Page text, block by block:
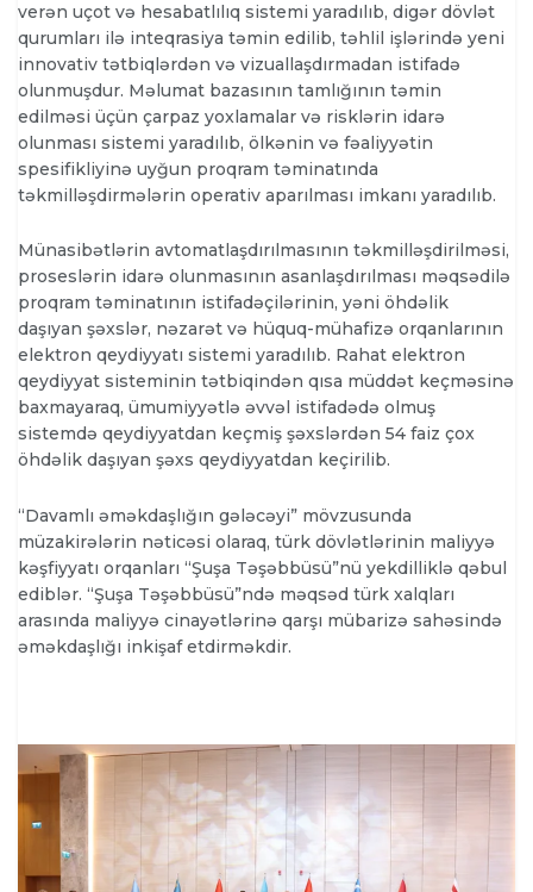
verən uçot və hesabatlılıq sistemi yaradılıb, digər dövlət
qurumları ilə inteqrasiya təmin edilib, təhlil işlərində yeni
innovativ tətbiqlərdən və vizuallaşdırmadan istifadə
olunmuşdur. Məlumat bazasının tamlığının təmin
edilməsi üçün çarpaz yoxlamalar və risklərin idarə
olunması sistemi yaradılıb, ölkənin və fəaliyyətin
spesifikliyinə uyğun proqram təminatında
təkmilləşdirmələrin operativ aparılması imkanı yaradılıb.
Münasibətlərin avtomatlaşdırılmasının təkmilləşdirilməsi,
proseslərin idarə olunmasının asanlaşdırılması məqsədilə
proqram təminatının istifadəçilərinin, yəni öhdəlik
daşıyan şəxslər, nəzarət və hüquq-mühafizə orqanlarının
elektron qeydiyyatı sistemi yaradılıb. Rahat elektron
qeydiyyat sisteminin tətbiqindən qısa müddət keçməsinə
baxmayaraq, ümumiyyətlə əvvəl istifadədə olmuş
sistemdə qeydiyyatdan keçmiş şəxslərdən 54 faiz çox
öhdəlik daşıyan şəxs qeydiyyatdan keçirilib.
“Davamlı əməkdaşlığın gələcəyi” mövzusunda
müzakirələrin nəticəsi olaraq, türk dövlətlərinin maliyyə
kəşfiyyatı orqanları “Şuşa Təşəbbüsü”nü yekdilliklə qəbul
ediblər. “Şuşa Təşəbbüsü”ndə məqsəd türk xalqları
arasında maliyyə cinayətlərinə qarşı mübarizə sahəsində
əməkdaşlığı inkişaf etdirməkdir.